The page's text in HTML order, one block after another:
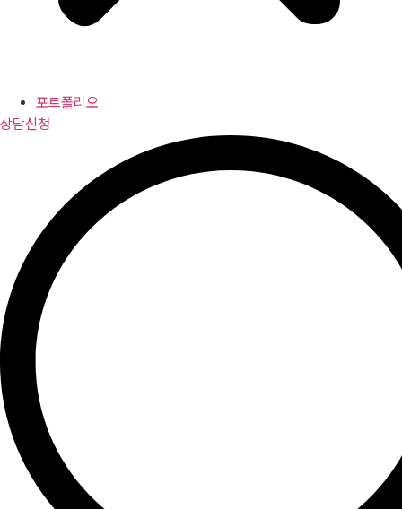
포트폴리오
상담신청